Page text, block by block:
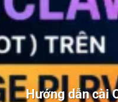
Hướng dẫn cài